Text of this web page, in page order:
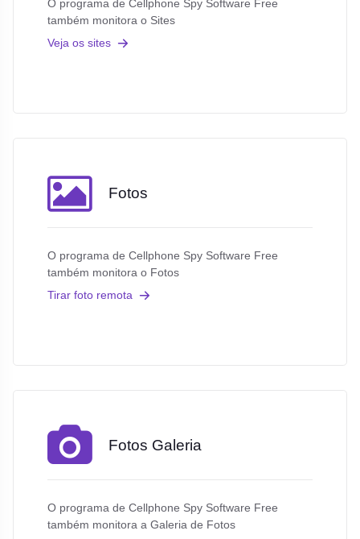
O programa de Cellphone Spy Software Free
também monitora o Sites
Veja os sites
Fotos
O programa de Cellphone Spy Software Free
também monitora o Fotos
Tirar foto remota
Fotos Galeria
O programa de Cellphone Spy Software Free
também monitora a Galeria de Fotos